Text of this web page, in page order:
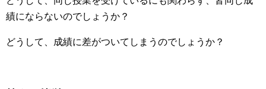
績にならないのでしょうか？
どうして、成績に差がついてしまうのでしょうか？